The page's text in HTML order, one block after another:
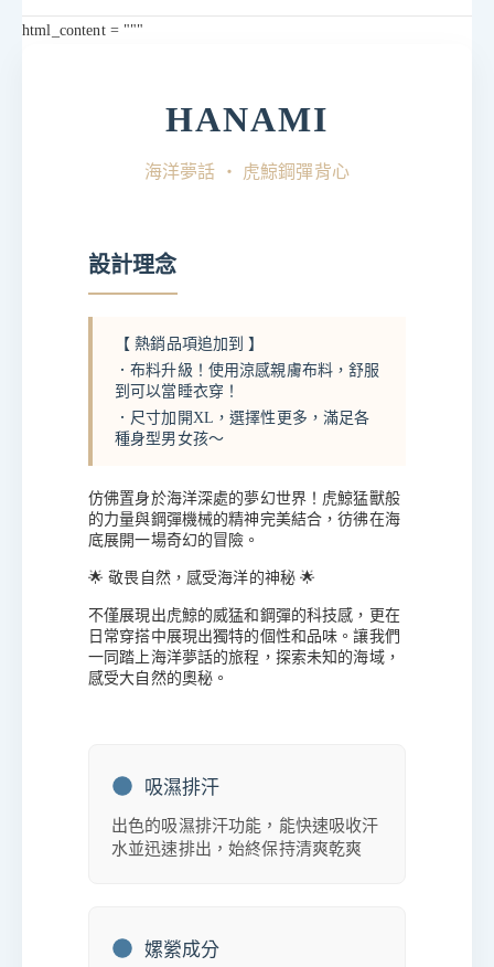
html_content = """
HANAMI
海洋夢話 ・ 虎鯨鋼彈背心
設計理念
【 熱銷品項追加到 】
．布料升級！使用涼感親膚布料，舒服
到可以當睡衣穿！
．尺寸加開XL，選擇性更多，滿足各
種身型男女孩～
仿佛置身於海洋深處的夢幻世界！虎鯨猛獸般
的力量與鋼彈機械的精神完美結合，彷彿在海
底展開一場奇幻的冒險。
🌟 敬畏自然，感受海洋的神秘 🌟
不僅展現出虎鯨的威猛和鋼彈的科技感，更在
日常穿搭中展現出獨特的個性和品味。讓我們
一同踏上海洋夢話的旅程，探索未知的海域，
感受大自然的奧秘。
吸濕排汗
出色的吸濕排汗功能，能快速吸收汗
水並迅速排出，始終保持清爽乾爽
嫘縈成分